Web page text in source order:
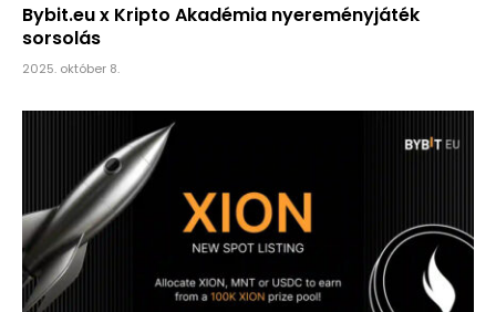
Bybit.eu x Kripto Akadémia nyereményjáték
sorsolás
2025. október 8.